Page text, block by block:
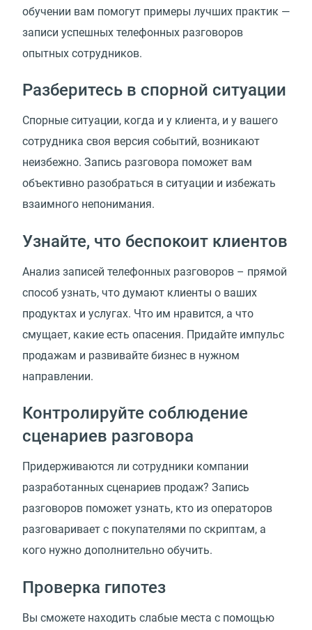
обучении вам помогут примеры лучших практик —
записи успешных телефонных разговоров
опытных сотрудников.
Разберитесь в спорной ситуации
Спорные ситуации, когда и у клиента, и у вашего
сотрудника своя версия событий, возникают
неизбежно. Запись разговора поможет вам
объективно разобраться в ситуации и избежать
взаимного непонимания.
Узнайте, что беспокоит клиентов
Анализ записей телефонных разговоров – прямой
способ узнать, что думают клиенты о ваших
продуктах и услугах. Что им нравится, а что
смущает, какие есть опасения. Придайте импульс
продажам и развивайте бизнес в нужном
направлении.
Контролируйте соблюдение
сценариев разговора
Придерживаются ли сотрудники компании
разработанных сценариев продаж? Запись
разговоров поможет узнать, кто из операторов
разговаривает с покупателями по скриптам, а
кого нужно дополнительно обучить.
Проверка гипотез
Вы сможете находить слабые места с помощью